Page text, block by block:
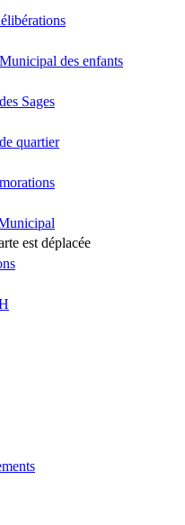
des enfants
Sages
quartier
est déplacée